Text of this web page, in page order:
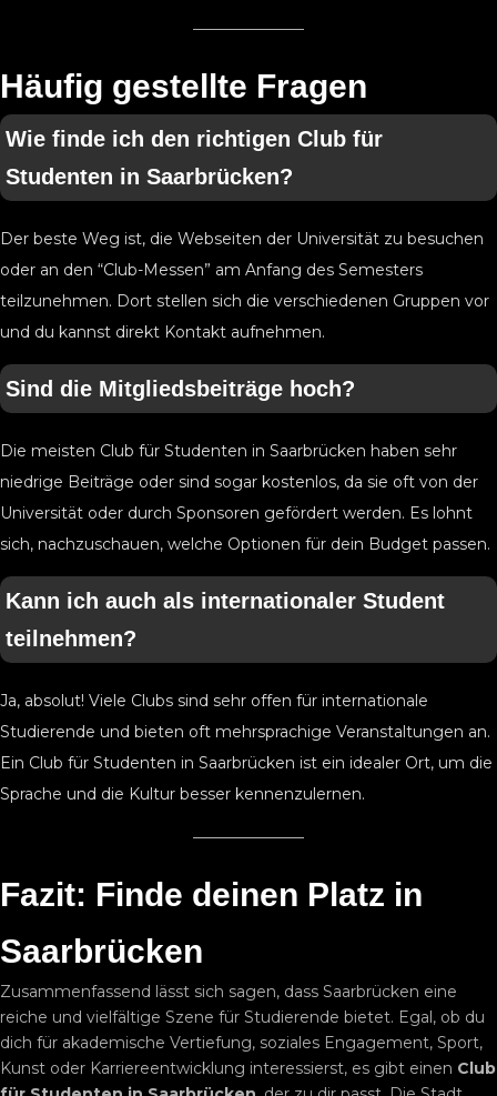
Häufig gestellte Fragen
Wie finde ich den richtigen Club für
Studenten in Saarbrücken?
Der beste Weg ist, die Webseiten der Universität zu besuchen
oder an den “Club-Messen” am Anfang des Semesters
teilzunehmen. Dort stellen sich die verschiedenen Gruppen vor
und du kannst direkt Kontakt aufnehmen.
Sind die Mitgliedsbeiträge hoch?
Die meisten Club für Studenten in Saarbrücken haben sehr
niedrige Beiträge oder sind sogar kostenlos, da sie oft von der
Universität oder durch Sponsoren gefördert werden. Es lohnt
sich, nachzuschauen, welche Optionen für dein Budget passen.
Kann ich auch als internationaler Student
teilnehmen?
Ja, absolut! Viele Clubs sind sehr offen für internationale
Studierende und bieten oft mehrsprachige Veranstaltungen an.
Ein Club für Studenten in Saarbrücken ist ein idealer Ort, um die
Sprache und die Kultur besser kennenzulernen.
Fazit: Finde deinen Platz in
Saarbrücken
Zusammenfassend lässt sich sagen, dass Saarbrücken eine
reiche und vielfältige Szene für Studierende bietet. Egal, ob du
dich für akademische Vertiefung, soziales Engagement, Sport,
Kunst oder Karriereentwicklung interessierst, es gibt einen Club